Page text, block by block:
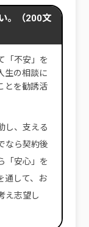
。（200文
「不安」を
生の相談に
とを勧誘活
し、支える
なら契約後
「安心」を
通して、お
え志望し